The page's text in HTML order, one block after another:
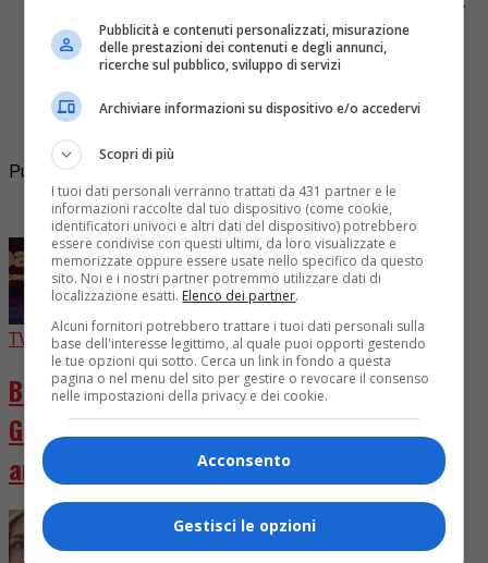
17!
show tv “Luce Social Club”. Tra gli ospiti annunciati
Pubblicità
I più letti
TV 2 giorni fa
Ballando con le Stelle 2026, cast chiuso.
Giuria rivoluzionata con D’Urso e Presta in
arrivo
Pubblicità e contenuti personalizzati, misurazione
delle prestazioni dei contenuti e degli annunci,
ricerche sul pubblico, sviluppo di servizi
Archiviare informazioni su dispositivo e/o accedervi
Scopri di più
I tuoi dati personali verranno trattati da 431 partner e le
informazioni raccolte dal tuo dispositivo (come cookie,
identificatori univoci e altri dati del dispositivo) potrebbero
essere condivise con questi ultimi, da loro visualizzate e
memorizzate oppure essere usate nello specifico da questo
sito. Noi e i nostri partner potremmo utilizzare dati di
localizzazione esatti. Elenco dei partner.
Alcuni fornitori potrebbero trattare i tuoi dati personali sulla
base dell'interesse legittimo, al quale puoi opporti gestendo
le tue opzioni qui sotto. Cerca un link in fondo a questa
pagina o nel menu del sito per gestire o revocare il consenso
nelle impostazioni della privacy e dei cookie.
Acconsento
Gestisci le opzioni